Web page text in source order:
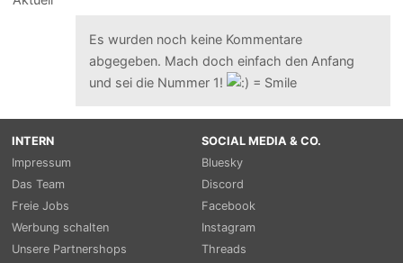
Es wurden noch keine Kommentare
abgegeben. Mach doch einfach den Anfang
und sei die Nummer 1!
INTERN
Impressum
Das Team
Freie Jobs
Werbung schalten
Unsere Partnershops
SOCIAL MEDIA & CO.
Bluesky
Discord
Facebook
Instagram
Threads